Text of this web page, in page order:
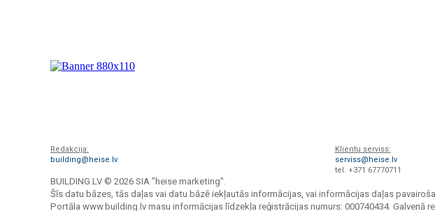
Redakcija:
building@heise.lv
Klientu serviss:
serviss@heise.lv
tel. +371 67770711
BUILDING.LV © 2026 SIA "heise marketing".
Šīs datu bāzes, tās daļas vai datu bāzē iekļautās informācijas, vai informācijas daļas
Portāla www.building.lv masu informācijas līdzekļa reģistrācijas numurs: 000740434. Galvenā